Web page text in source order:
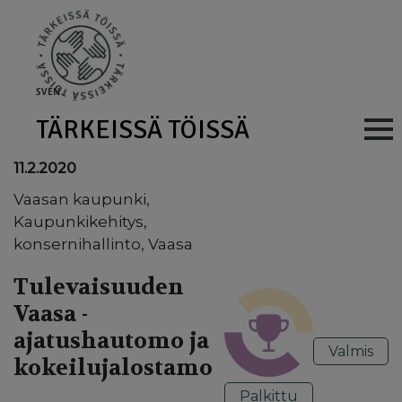
SVEN
TÄRKEISSÄ TÖISSÄ Main
11.2.2020
Vaasan kaupunki,
Kaupunkikehitys,
konsernihallinto, Vaasa
Tulevaisuuden
Vaasa -
ajatushautomo ja
kokeilujalostamo
Palkittu
Valmis